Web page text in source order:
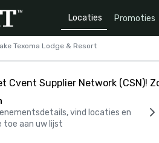
Locaties Promoties
Texoma Lodge & Resort
Cvent Supplier Network (CSN)!
vind locaties en
toe aan uw lijst